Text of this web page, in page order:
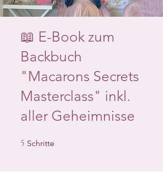
📖 E-Book zum
Backbuch
"Macarons Secrets
Masterclass" inkl.
aller Geheimnisse
5 Schritte